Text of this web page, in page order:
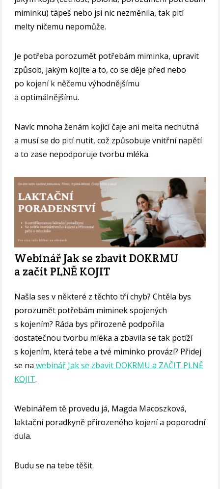
miminku) tápeš nebo jsi nic nezměnila, tak pití
melty ničemu nepomůže.
Je potřeba porozumět potřebám miminka, upravit
způsob, jakým kojíte a to, co se děje před nebo
po kojení k něčemu výhodnějšímu
a optimálnějšímu.
Navíc mnoha ženám kojící čaje ani melta nechutná
a musí se do pití nutit, což způsobuje vnitřní napětí
a to zase nepodporuje tvorbu mléka.
Webinář Jak se zbavit DOKRMU
a začít PLNĚ KOJIT
Našla ses v některé z těchto tří chyb? Chtěla bys
porozumět potřebám miminek spojených
s kojením? Ráda bys přirozeně podpořila
dostatečnou tvorbu mléka a zbavila se tak potíží
s kojením, která tebe a tvé miminko provází? Přidej
se na webinář Jak se zbavit DOKRMU a ZAČIT PLNĚ
KOJIT.
Webinářem tě provedu já, Magda Macoszková,
laktační poradkyně přirozeného kojení a poporodní
dula.
Budu se na tebe těšit.